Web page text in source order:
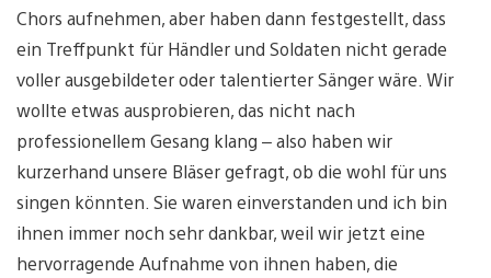
Chors aufnehmen, aber haben dann festgestellt, dass
ein Treffpunkt für Händler und Soldaten nicht gerade
voller ausgebildeter oder talentierter Sänger wäre. Wir
wollte etwas ausprobieren, das nicht nach
professionellem Gesang klang – also haben wir
kurzerhand unsere Bläser gefragt, ob die wohl für uns
singen könnten. Sie waren einverstanden und ich bin
ihnen immer noch sehr dankbar, weil wir jetzt eine
hervorragende Aufnahme von ihnen haben, die